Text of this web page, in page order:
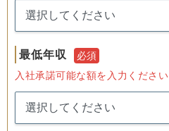
最低年収
必須
入社承諾可能な額を入力ください